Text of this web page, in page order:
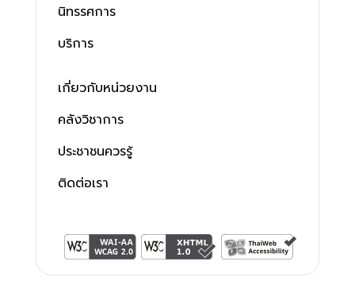
นิทรรศการ
บริการ
เกี่ยวกับหน่วยงาน
คลังวิชาการ
ประชาชนควรรู้
ติดต่อเรา